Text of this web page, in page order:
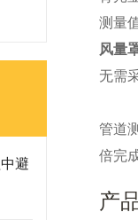
避
测量
风量
无需
管道
倍完
产